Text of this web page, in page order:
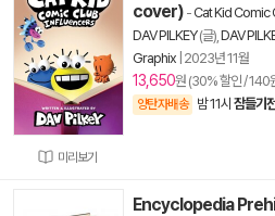
미리보기
cover) -Cat Kid Comic
DAV PILKEY(글), DAV
Graphix 2023년 11월
13,650원 (30% 할인 / 140
양탄자배송 밤 11시 잠들기
Encyclopedia